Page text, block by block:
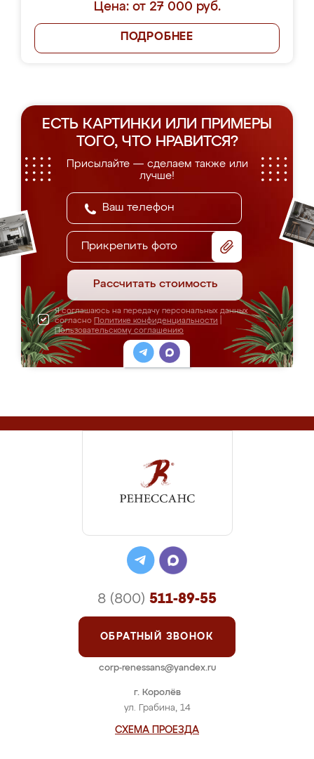
Цена: от 27 000 руб.
ПОДРОБНЕЕ
ЕСТЬ КАРТИНКИ ИЛИ ПРИМЕРЫ
ТОГО, ЧТО НРАВИТСЯ?
Присылайте — сделаем также или
лучше!
Прикрепить фото
Рассчитать стоимость
Я соглашаюсь на передачу персональных данных
согласно Политике конфиденциальности
Пользовательскому соглашению
г. Королёв
ул. Грабина, 14
СХЕМА ПРОЕЗДА
8 (800) 511-89-55
ОБРАТНЫЙ ЗВОНОК
corp-renessans@yandex.ru